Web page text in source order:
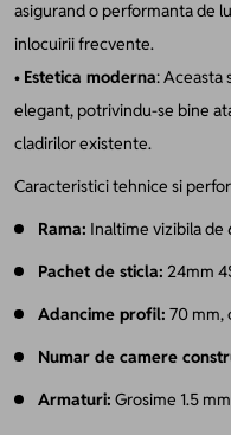
asigurand o performanta de
inlocuirii frecvente.
• Estetica moderna: Aceasta
elegant, potrivindu-se bine
cladirilor existente.
Caracteristici tehnice si
Rama: Inaltime vizibila de
Pachet de sticla: 24mm
Adancime profil: 70 mm,
Numar de camere
Armaturi: Grosime 1.5